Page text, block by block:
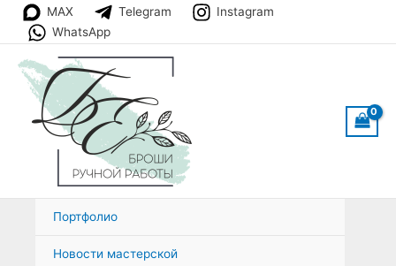
Перейти
содержимому
MAX Telegram
Instagram
WhatsApp
Портфолио
Новости мастерской